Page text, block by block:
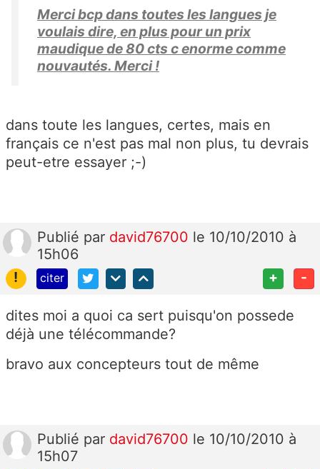
Merci bcp dans toutes les langues je
voulais dire, en plus pour un prix
maudique de 80 cts c enorme comme
nouvautés. Merci !
dans toute les langues, certes, mais en
français ce n'est pas mal non plus, tu devrais
peut-etre essayer ;-)
Publié par david76700 le 10/10/2010 à
15h06
!
citer + -
dites moi a quoi ca sert puisqu'on possede
déjà une télécommande?
bravo aux concepteurs tout de même
Publié par david76700 le 10/10/2010 à
15h07